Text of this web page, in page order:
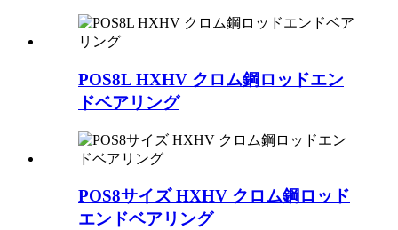
POS8L HXHV クロム鋼ロッドエン
ドベアリング
POS8サイズ HXHV クロム鋼ロッド
エンドベアリング